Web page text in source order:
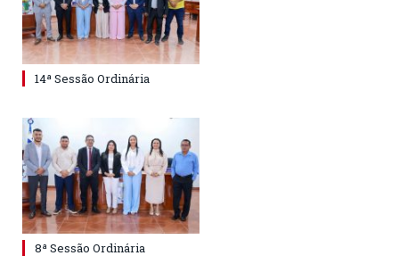
14ª Sessão Ordinária
8ª Sessão Ordinária